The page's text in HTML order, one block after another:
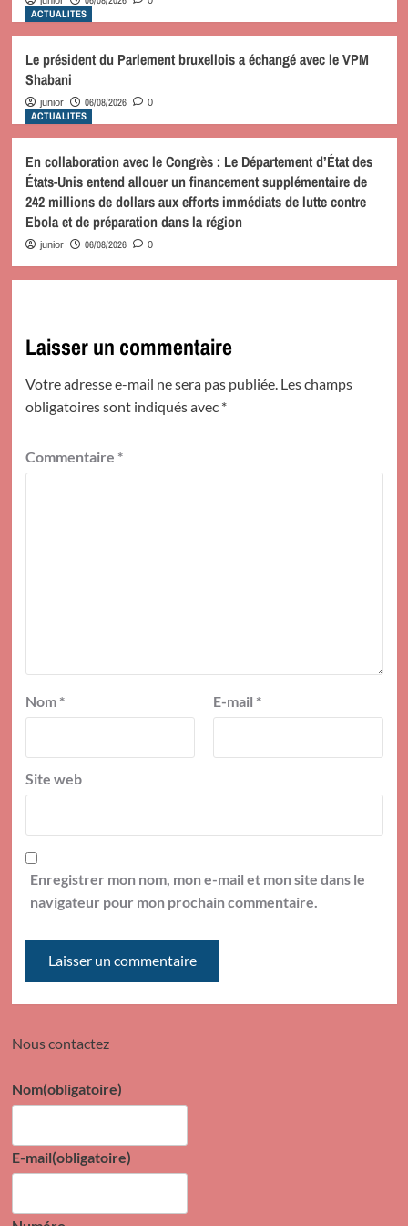
ACTUALITES
Le président du Parlement bruxellois a échangé avec le VPM
Shabani
junior 06/08/2026 0
ACTUALITES
En collaboration avec le Congrès : Le Département d’État des
États-Unis entend allouer un financement supplémentaire de
242 millions de dollars aux efforts immédiats de lutte contre
Ebola et de préparation dans la région
junior 06/08/2026 0
Laisser un commentaire
Votre adresse e-mail ne sera pas publiée. Les champs
obligatoires sont indiqués avec *
Commentaire *
Nom * E-mail *
Site web
Enregistrer mon nom, mon e-mail et mon site dans le
navigateur pour mon prochain commentaire.
Nous contactez
Nom(obligatoire)
E-mail(obligatoire)